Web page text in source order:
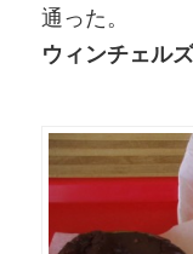
通った。
ウィンチェル